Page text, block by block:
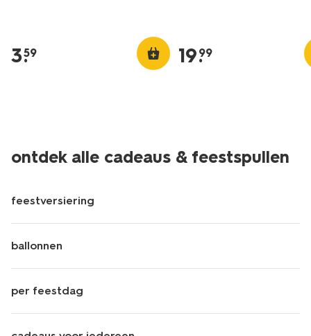
3.
59 19.
99
ontdek alle cadeaus & feestspullen
feestversiering
ballonnen
per feestdag